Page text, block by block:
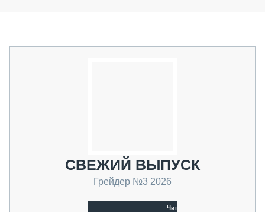
СВЕЖИЙ ВЫПУСК
Грейдер №3 2026
Читать